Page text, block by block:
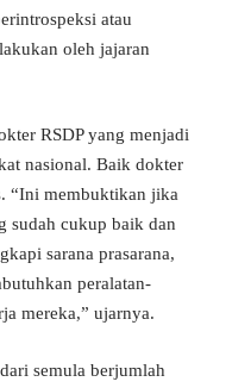
atau
oleh jajaran
RSDP yang menjadi
nasional. Baik dokter
“Ini membuktikan jika
sudah cukup baik dan
sarana prasarana,
peralatan-
mereka,” ujarnya.
semula berjumlah